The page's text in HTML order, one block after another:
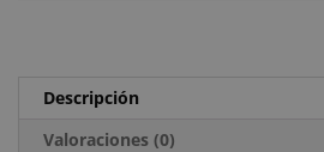
Internacional
Descripción
Valoraciones (0)